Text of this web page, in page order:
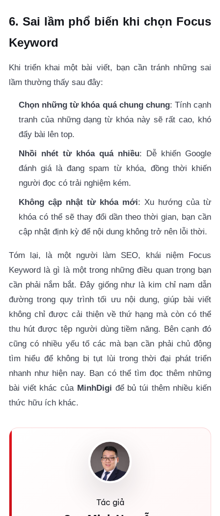
6. Sai lầm phổ biến khi chọn Focus
Keyword
Khi triển khai một bài viết, bạn cần tránh những sai
lầm thường thấy sau đây:
Chọn những từ khóa quá chung chung: Tính cạnh
tranh của những dạng từ khóa này sẽ rất cao, khó
đẩy bài lên top.
Nhồi nhét từ khóa quá nhiều: Dễ khiến Google
đánh giá là đang spam từ khóa, đồng thời khiến
người đọc có trải nghiệm kém.
Không cập nhật từ khóa mới: Xu hướng của từ
khóa có thể sẽ thay đổi dần theo thời gian, bạn cần
cập nhật định kỳ để nội dung không trở nên lỗi thời.
Tóm lại, là một người làm SEO, khái niệm Focus
Keyword là gì là một trong những điều quan trọng bạn
cần phải nắm bắt. Đây giống như là kim chỉ nam dẫn
đường trong quy trình tối ưu nội dung, giúp bài viết
không chỉ được cải thiện về thứ hạng mà còn có thể
thu hút được tệp người dùng tiềm năng. Bên cạnh đó
cũng có nhiều yếu tố các mà bạn cần phải chủ động
tìm hiểu để không bị tụt lùi trong thời đại phát triển
nhanh như hiện nay. Bạn có thể tìm đọc thêm những
bài viết khác của MinhDigi để bủ túi thêm nhiều kiến
thức hữu ích khác.
Tác giả